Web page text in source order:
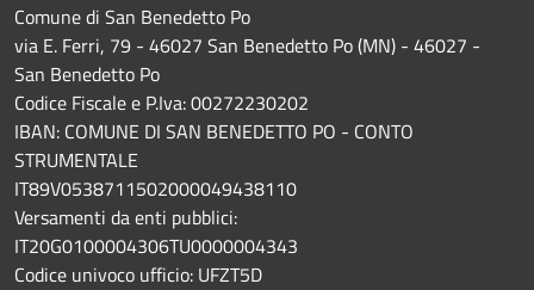
Comune di San Benedetto Po
via E. Ferri, 79 - 46027 San Benedetto Po (MN) - 46027 -
San Benedetto Po
Codice Fiscale e P.Iva: 00272230202
IBAN: COMUNE DI SAN BENEDETTO PO - CONTO
STRUMENTALE
IT89V0538711502000049438110
Versamenti da enti pubblici:
IT20G0100004306TU0000004343
Codice univoco ufficio: UFZT5D